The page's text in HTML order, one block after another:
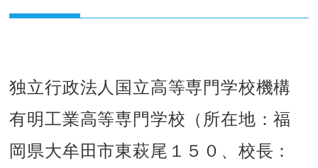
独立行政法人国立高等専門学校機構
有明工業高等専門学校（所在地：福
岡県大牟田市東萩尾１５０、校長：